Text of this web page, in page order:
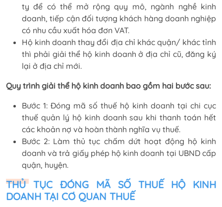
ty để có thể mở rộng quy mô, ngành nghề kinh
doanh, tiếp cận đối tượng khách hàng doanh nghiệp
có nhu cầu xuất hóa đơn VAT.
Hộ kinh doanh thay đổi địa chỉ khác quận/ khác tỉnh
thì phải giải thể hộ kinh doanh ở địa chỉ cũ, đăng ký
lại ở địa chỉ mới.
Quy trình giải thể hộ kinh doanh bao gồm hai bước sau:
Bước 1: Đóng mã số thuế hộ kinh doanh tại chi cục
thuế quản lý hộ kinh doanh sau khi thanh toán hết
các khoản nợ và hoàn thành nghĩa vụ thuế.
Bước 2: Làm thủ tục chấm dứt hoạt động hộ kinh
doanh và trả giấy phép hộ kinh doanh tại UBND cấp
quận, huyện.
THỦ TỤC ĐÓNG MÃ SỐ THUẾ HỘ KINH
DOANH TẠI CƠ QUAN THUẾ